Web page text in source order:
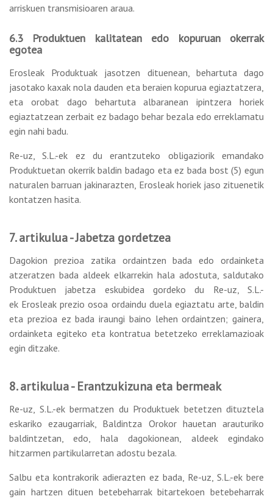
arriskuen transmisioaren araua.
6.3 Produktuen kalitatean edo kopuruan okerrak
egotea
Erosleak Produktuak jasotzen dituenean, behartuta dago
jasotako kaxak nola dauden eta beraien kopurua egiaztatzera,
eta orobat dago behartuta albaranean ipintzera horiek
egiaztatzean zerbait ez badago behar bezala edo erreklamatu
egin nahi badu.
Re-uz, S.L.-ek ez du erantzuteko obligaziorik emandako
Produktuetan okerrik baldin badago eta ez bada bost (5) egun
naturalen barruan jakinarazten, Erosleak horiek jaso zituenetik
kontatzen hasita.
7. artikulua - Jabetza gordetzea
Dagokion prezioa zatika ordaintzen bada edo ordainketa
atzeratzen bada aldeek elkarrekin hala adostuta, saldutako
Produktuen jabetza eskubidea gordeko du Re-uz, S.L.-
ek Erosleak prezio osoa ordaindu duela egiaztatu arte, baldin
eta prezioa ez bada iraungi baino lehen ordaintzen; gainera,
ordainketa egiteko eta kontratua betetzeko erreklamazioak
egin ditzake.
8. artikulua - Erantzukizuna eta bermeak
Re-uz, S.L.-ek bermatzen du Produktuek betetzen dituztela
eskariko ezaugarriak, Baldintza Orokor hauetan arauturiko
baldintzetan, edo, hala dagokionean, aldeek egindako
hitzarmen partikularretan adostu bezala.
Salbu eta kontrakorik adierazten ez bada, Re-uz, S.L.-ek bere
gain hartzen dituen betebeharrak bitartekoen betebeharrak